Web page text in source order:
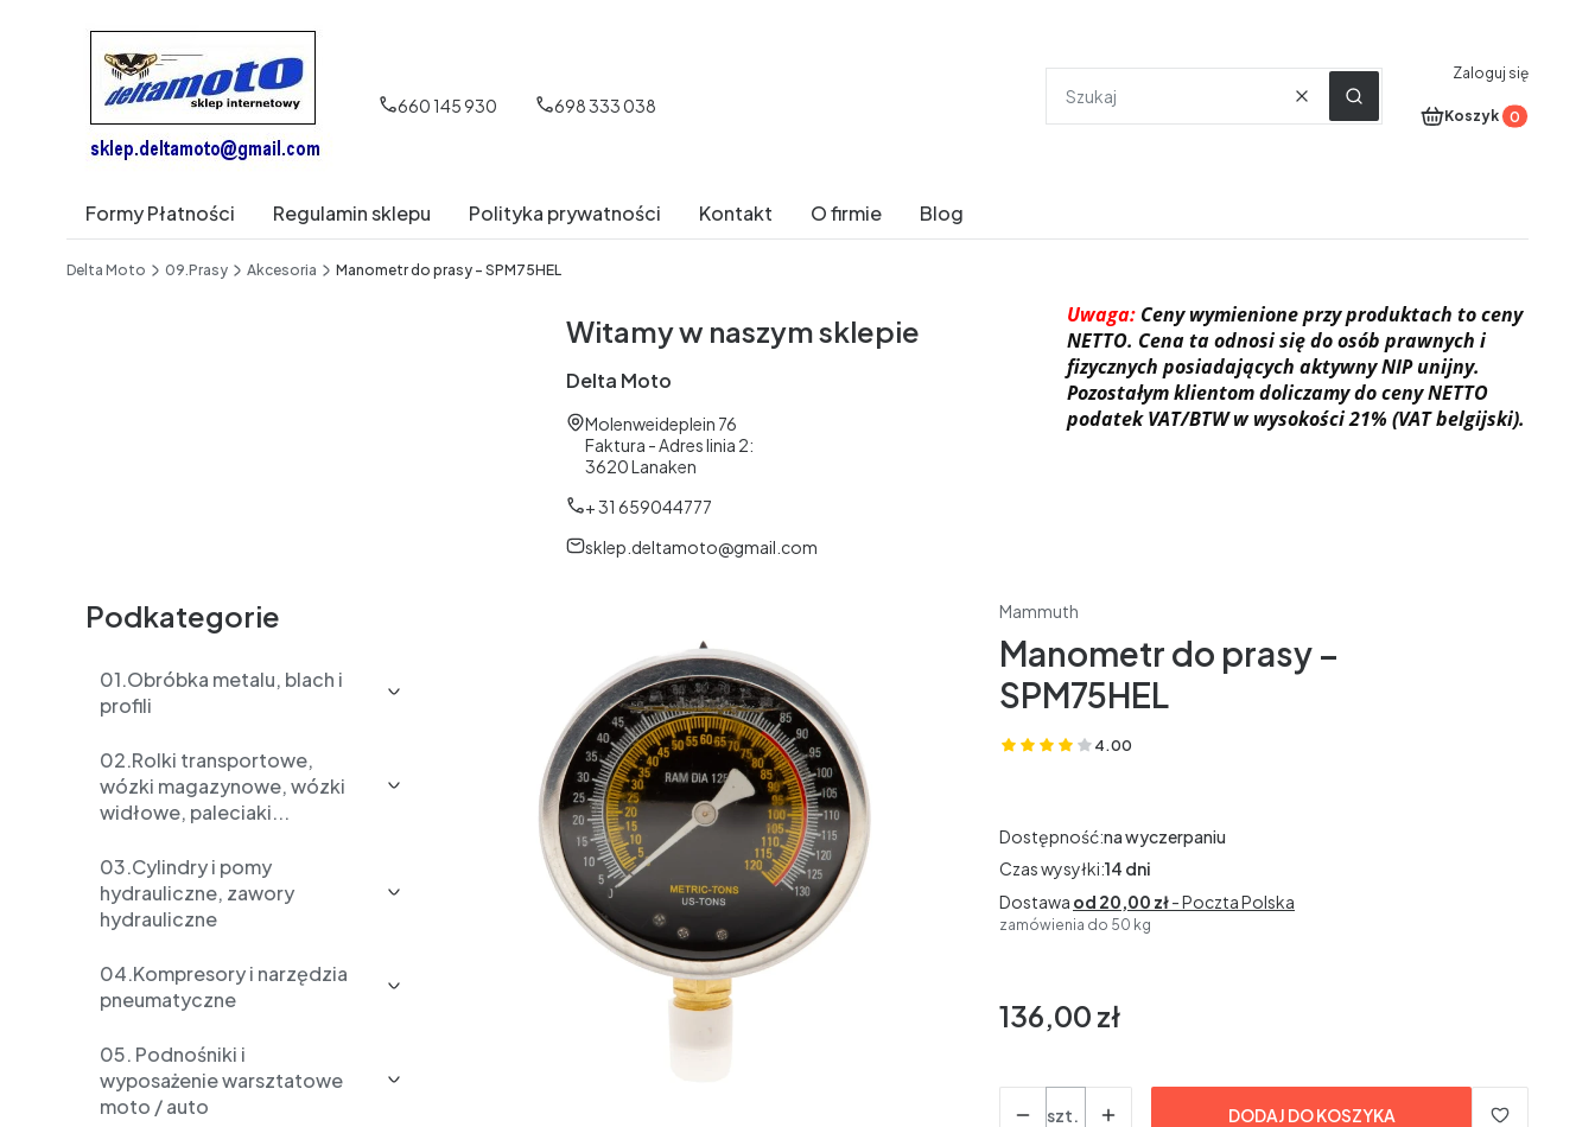
660 145 930 698 333 038 WyczyśćSzukaj
Zaloguj się
Produkty w
Koszyk
Formy Płatności Regulamin sklepu Polityka prywatności Kontakt O firmie
Blog
Delta Moto 09.Prasy Akcesoria Manometr do prasy – SPM75HEL
Witamy w naszym sklepie
Delta Moto
Adres:
Molenweideplein 76
Faktura - Adres linia 2:
3620 Lanaken
+ 31 659044777
sklep.deltamoto@gmail.com
Uwaga:Ceny wymienione przy produktach to ceny
NETTO. Cena ta odnosi się do osób prawnych i
fizycznych posiadających aktywny NIP unijny.
Pozostałym klientom doliczamy do ceny NETTO
podatek VAT/BTW w wysokości 21% (VAT belgijski).
Podkategorie
01.Obróbka metalu, blach i
profili
02.Rolki transportowe,
wózki magazynowe, wózki
widłowe, paleciaki...
03.Cylindry i pomy
hydrauliczne, zawory
hydrauliczne
04.Kompresory i narzędzia
pneumatyczne
05. Podnośniki i
wyposażenie warsztatowe
moto / auto
Mammuth
Manometr do prasy –
SPM75HEL
4.00
(Oceny: 1 Recenzje: 0)
Dostępność:na wyczerpaniu
Czas wysyłki:14 dni
Dostawa od 20,00 zł- Poczta Polska
zamówienia do 50 kg
Cena
136,00 zł
bez VAT
szt.
DODAJ DO KOSZYKA